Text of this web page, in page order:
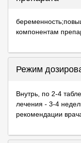
компонентам
Режим
Внутрь, по 2-4
лечения - 3-4
рекомендации